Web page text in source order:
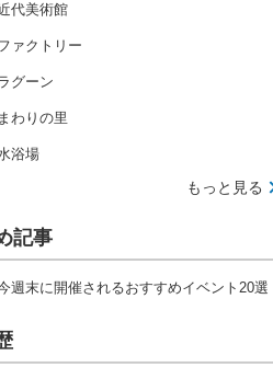
代美術館
ァクトリー
グーン
わりの里
浴場
もっと見る
記事
週末に開催されるおすすめイベント20選